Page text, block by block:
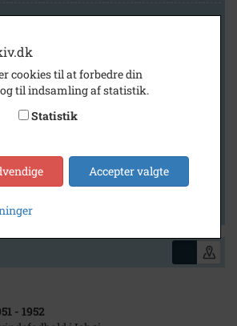
- 1952
cookies til at forbedre din
til indsamling af statistik.
Statistik
Accepter valgte